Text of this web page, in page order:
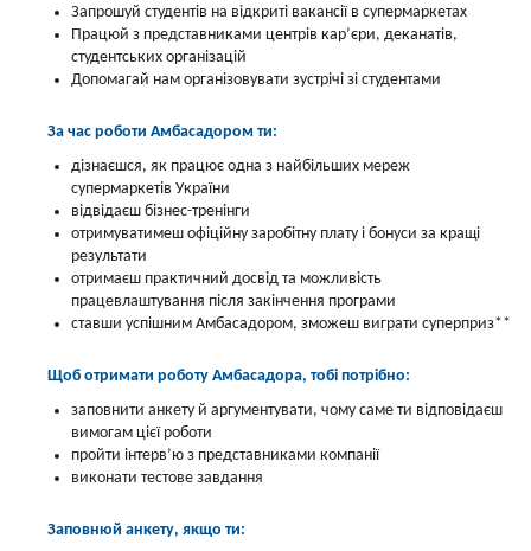
Запрошуй студентів на відкриті вакансії в супермаркетах
Працюй з представниками центрів кар’єри, деканатів,
студентських організацій
Допомагай нам організовувати зустрічі зі студентами
За час роботи Амбасадором ти:
дізнаєшся, як працює одна з найбільших мереж
супермаркетів України
відвідаєш бізнес-тренінги
отримуватимеш офіційну заробітну плату і бонуси за кращі
результати
отримаєш практичний досвід та можливість
працевлаштування після закінчення програми
ставши успішним Амбасадором, зможеш виграти суперприз**
Щоб отримати роботу Амбасадора, тобі потрібно:
заповнити анкету й аргументувати, чому саме ти відповідаєш
вимогам цієї роботи
пройти інтерв’ю з представниками компанії
виконати тестове завдання
Заповнюй анкету, якщо ти: